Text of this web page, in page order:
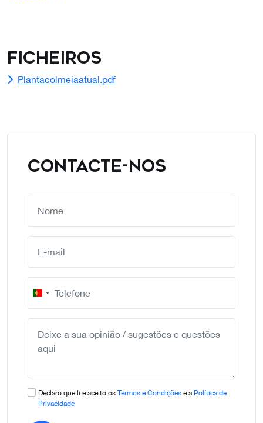
Ficheiros
Plantacolmeiaatual.pdf
CONTACTE-NOS
Portugal
+351
Declaro que li e aceito os Termos e Condições e a Política de
Privacidade